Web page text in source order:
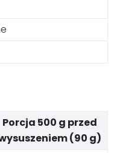
Porcja 500 g przed
(90 g)